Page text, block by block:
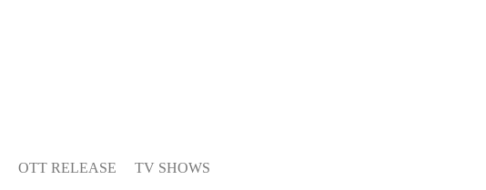
OTT RELEASE TV SHOWS